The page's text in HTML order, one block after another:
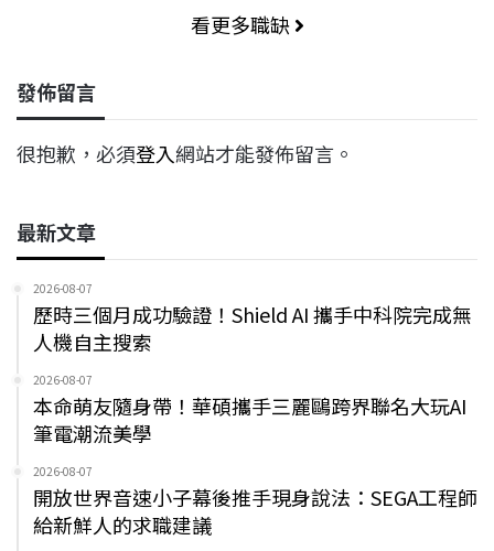
看更多職缺
發佈留言
很抱歉，必須登入網站才能發佈留言。
最新文章
2026-08-07
歷時三個月成功驗證！Shield AI 攜手中科院完成無
人機自主搜索
2026-08-07
本命萌友隨身帶！華碩攜手三麗鷗跨界聯名大玩AI
筆電潮流美學
2026-08-07
開放世界音速小子幕後推手現身說法：SEGA工程師
給新鮮人的求職建議